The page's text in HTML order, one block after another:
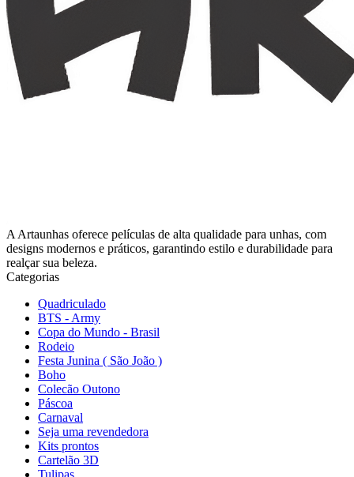
A Artaunhas oferece películas de alta qualidade para unhas, com
designs modernos e práticos, garantindo estilo e durabilidade para
realçar sua beleza.
Categorias
Quadriculado
BTS - Army
Copa do Mundo - Brasil
Rodeio
Festa Junina ( São João )
Boho
Colecão Outono
Páscoa
Carnaval
Seja uma revendedora
Kits prontos
Cartelão 3D
Tulipas